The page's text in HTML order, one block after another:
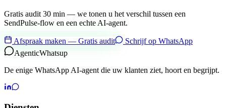
Gratis audit 30 min — we tonen u het verschil tussen een
SendPulse-flow en een echte AI-agent.
Afspraak maken — Gratis audit
Schrijf op WhatsApp
AgenticWhatsup
De enige WhatsApp AI-agent die uw klanten ziet, hoort en begrijpt.